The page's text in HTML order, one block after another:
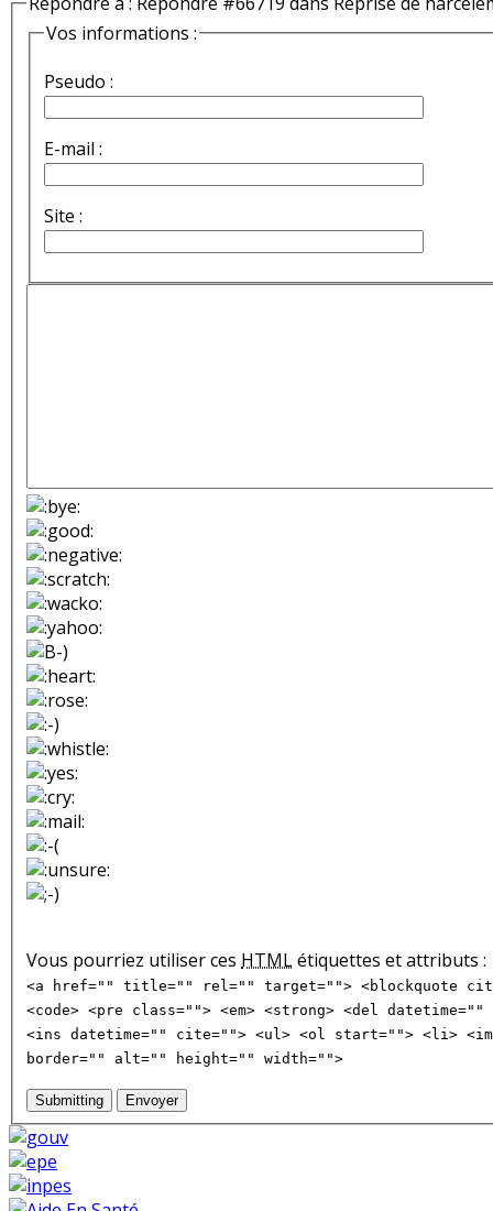
Vos informations :
Pseudo :
E-mail :
Site :
Vous pourriez utiliser ces HTMLétiquettes et attributs :
<a href="" title="" rel="" target=""> <blockquote
<code> <pre class=""> <em> <strong> <del
<ins datetime="" cite=""> <ul> <ol start=""> <li>
border="" alt="" height="" width="">
Submitting Envoyer